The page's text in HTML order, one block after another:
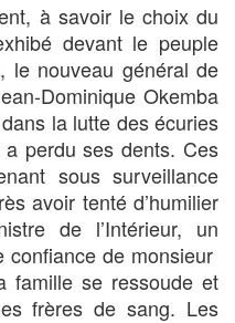
à savoir le choix du
devant le peuple
le nouveau général de
Dominique Okemba
la lutte des écuries
perdu ses dents. Ces
sous surveillance
avoir tenté d’humilier
de l’Intérieur, un
confiance de monsieur
famille se ressoude et
frères de sang. Les